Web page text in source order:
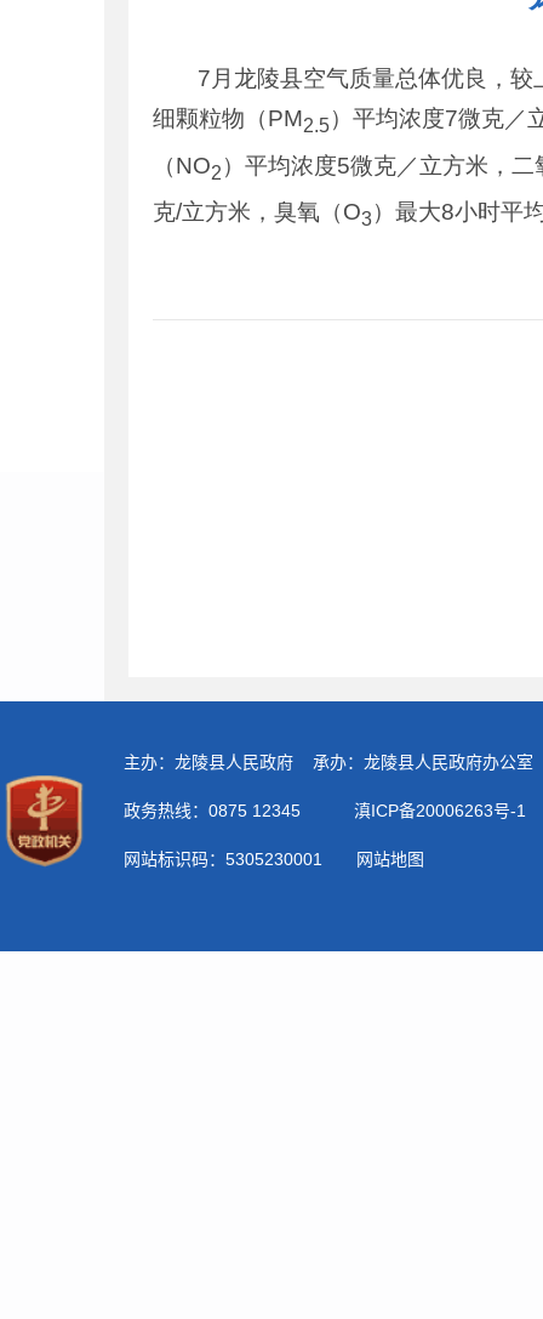
7月龙陵县空气质量总体优良，
细颗粒物（PM2.5）平均浓度7微克／
（NO2 ）平均浓度5微克／立方米，二
克/立方米，臭氧（O3）最大8小时平